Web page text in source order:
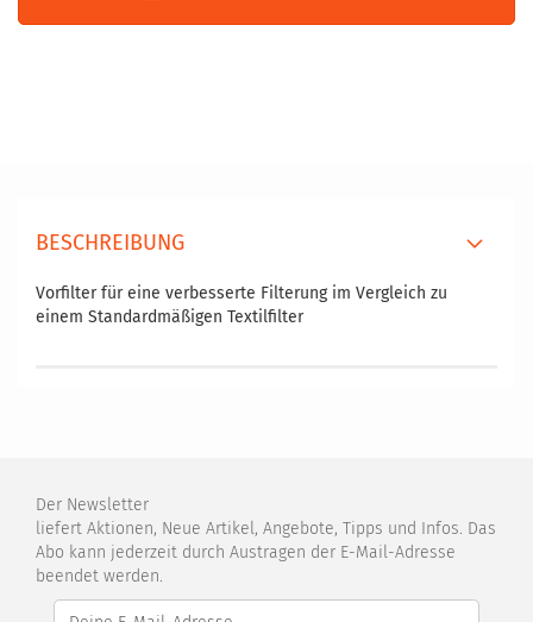
BESCHREIBUNG
Vorfilter für eine verbesserte Filterung im Vergleich zu
einem Standardmäßigen Textilfilter
Der Newsletter
liefert Aktionen, Neue Artikel, Angebote, Tipps und Infos. Das
Abo kann jederzeit durch Austragen der E-Mail-Adresse
beendet werden.